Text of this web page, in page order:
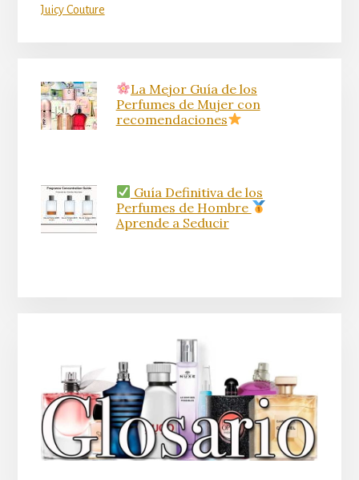
Juicy Couture
La Mejor Guía de los
Perfumes de Mujer con
recomendaciones
Guía Definitiva de los
Perfumes de Hombre
Aprende a Seducir